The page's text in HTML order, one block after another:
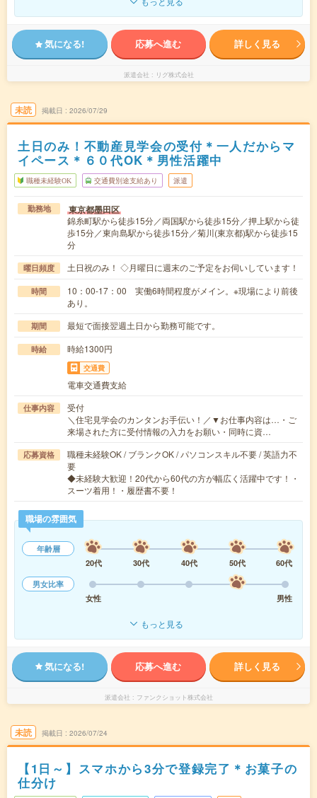
気になる! 応募へ進む 詳しく見る
派遣会社 リグ株式会社
未読 掲載日 2026/07/29
土日のみ！不動産見学会の受付＊一人だからマ
イペース＊６０代OK＊男性活躍中
職種未経験OK 交通費別途支給あり 派遣
勤務地 東京都墨田区
錦糸町駅から徒歩15分／両国駅から徒歩15分／押上駅から徒
歩15分／東向島駅から徒歩15分／菊川(東京都)駅から徒歩15
分
曜日頻度 土日祝のみ！ ◇月曜日に週末のご予定をお伺いしています！
時間
10：00-17：00 実働6時間程度がメイン。※現場により前後
あり。
期間 最短で面接翌週土日から勤務可能です。
時給 時給1300円
交通費
電車交通費支給
仕事内容
受付
＼住宅見学会のカンタンお手伝い！／▼お仕事内容は…・ご
来場された方に受付情報の入力をお願い・同時に資…
応募資格
職種未経験OK / ブランクOK / パソコンスキル不要 / 英語力不
要
◆未経験大歓迎！20代から60代の方が幅広く活躍中です！・
スーツ着用！・履歴書不要！
職場の雰囲気
年齢層
20代
30代 40代 50代
60代
男女比率
女性
男性
もっと見る
気になる! 応募へ進む 詳しく見る
派遣会社 ファンクショット株式会社
未読 掲載日 2026/07/24
【1日～】スマホから3分で登録完了＊お菓子の
仕分け